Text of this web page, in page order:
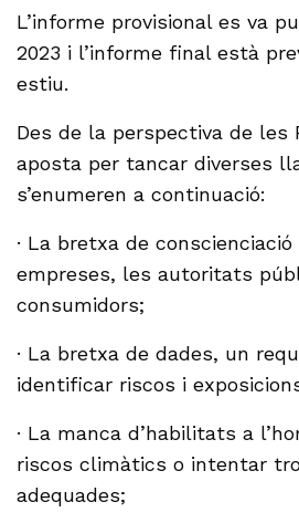
L’informe provisional es va
2023 i l’informe final està
estiu.
Des de la perspectiva de les
aposta per tancar diverses
s’enumeren a continuació:
· La bretxa de
empreses, les autoritats
consumidors;
· La bretxa de dades, un
identificar riscos i
· La manca d’habilitats a
riscos climàtics o intentar
adequades;